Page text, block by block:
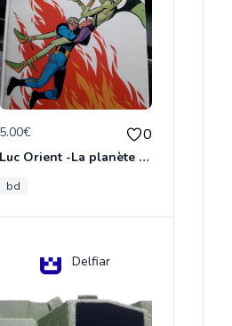
5.00€ 0
Luc Orient -La planète de l'angoisse
bd
Delfiar